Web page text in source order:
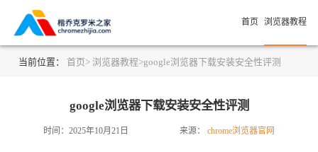
首页 浏览器教程
当前位置： 首页> 浏览器教程>google浏览器下载安装安全性评测
google浏览器下载安装安全性评测
时间：2025年10月21日 来源： chrome浏览器官网